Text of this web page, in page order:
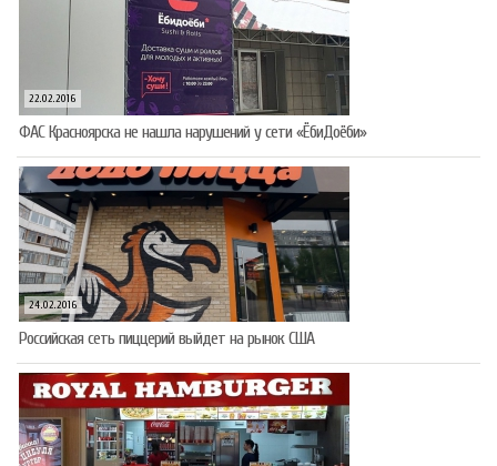
22.02.2016
ФАС Красноярска не нашла нарушений у сети «ЁбиДоёби»
24.02.2016
Российская сеть пиццерий выйдет на рынок США